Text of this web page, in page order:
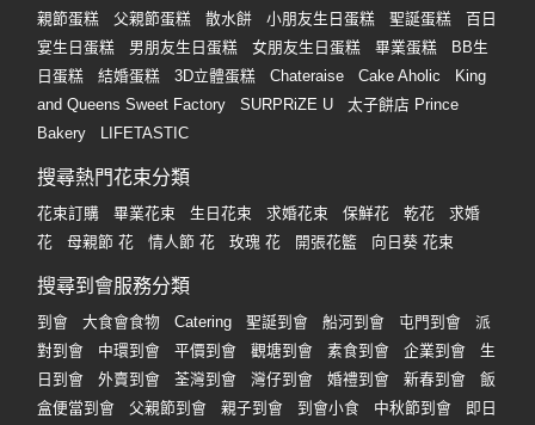
親節蛋糕
父親節蛋糕 散水餅 小朋友生日蛋糕 聖誕蛋糕
百日
宴生日蛋糕
男朋友生日蛋糕 女朋友生日蛋糕 畢業蛋糕
BB生
日蛋糕
結婚蛋糕 3D立體蛋糕 Chateraise Cake Aholic
King
and Queens Sweet Factory
SURPRiZE U
太子餅店 Prince
Bakery
LIFETASTIC
搜尋熱門花束分類
花束訂購 畢業花束 生日花束 求婚花束 保鮮花 乾花
求婚
花
母親節 花 情人節 花 玫瑰 花 開張花籃 向日葵 花束
搜尋到會服務分類
到會 大食會食物 Catering 聖誕到會 船河到會 屯門到會
派
對到會
中環到會 平價到會 觀塘到會 素食到會 企業到會
生
日到會
外賣到會 荃灣到會 灣仔到會 婚禮到會 新春到會
飯
盒便當到會
父親節到會 親子到會 到會小食 中秋節到會
即日